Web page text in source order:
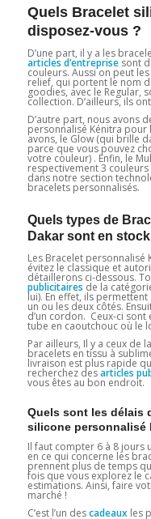
Quels Bracelet
disposez-vous ?
D’une part, il y a les
articles d’entreprisesont
couleurs. Aussi on peut
relief, qui portent le nom
goodies, avec le Regular,
collection. D’ailleurs, ils
D’autre part, nous avons
personnalisé Kénitra pour
avons, le Glow (qui brille
parce que vous pouvez
votre couleur) . Enfin, le
respectivement 3
dans notre section
bracelets personnalisés.
Quels types de
Dakar sont en
Les Bracelet personnalisé
évitez le classique et
détaillerons ci-dessous.
publicitaires de la
lui). En effet, ils
un ou les deux côtés.
d’un cordon. Ceux-ci
tube en caoutchouc où le
Par ailleurs, Il y a ceux de
bracelets en tissu à
livraison est plus rapide
recherchez desarticles
vous êtes au bon endroit.
Quels sont les délais
silicone personnalisé
Il faut compter 6 à 8 jours
en ce qui concerne les
prennent plus de temps
fois que vous explorez le
estimations. Ainsi, faire
marché !
C’est l’un descadeauxles